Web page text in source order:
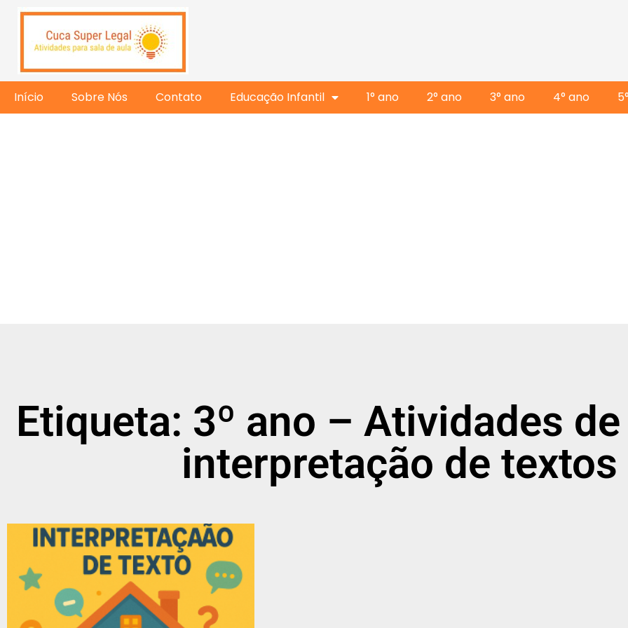
Início Sobre Nós Contato Educação Infantil 1° ano 2° ano 3° ano 4° ano
Etiqueta: 3º ano – Atividades
interpretação de textos